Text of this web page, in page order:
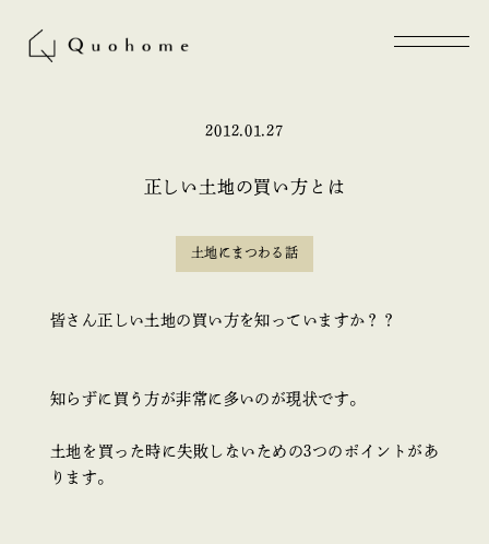
2012.01.27
正しい土地の買い方とは
土地にまつわる話
皆さん正しい土地の買い方を知っていますか？？
知らずに買う方が非常に多いのが現状です。
土地を買った時に失敗しないための3つのポイントがあ
ります。